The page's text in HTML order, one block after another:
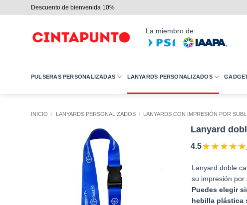
Descuento de bienvenida 10%
La miembro de:
PULSERAS PERSONALIZADAS LANYARDS PERSONALIZADOS
INICIO / LANYARDS PERSONALIZADOS / LANYARDS CON IMPRESIÓN POR
Lanyard
4.5★★★★★
Lanyard doble
su impresión por
Puedes elegir
hebilla plástica